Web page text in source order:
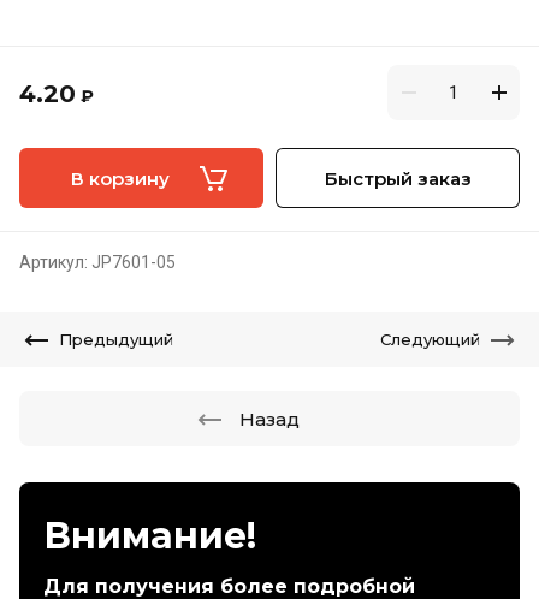
Внимание!
Для получения более подробной
4.20 ₽
В корзину Быстрый заказ
Артикул: JP7601-05
Предыдущий Следующий
Назад